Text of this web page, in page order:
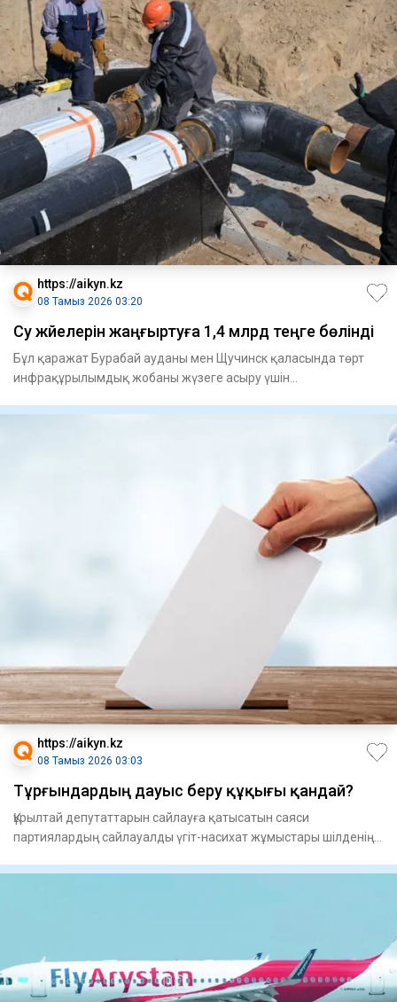
https://aikyn.kz
08 Тамыз 2026 03:20
Су жүйелерін жаңғыртуға 1,4 млрд теңге бөлінді
Бұл қаражат Бурабай ауданы мен Щучинск қаласында төрт
инфрақұрылымдық жобаны жү­зеге асыру үшін
https://aikyn.kz
08 Тамыз 2026 03:03
Тұрғындардың дауыс беру құқығы қандай?
Құрылтай депутаттарын сайлауға қа­тысатын саяси
партиялардың сай­лауалды үгіт-насихат жұмыстары шіл­денің